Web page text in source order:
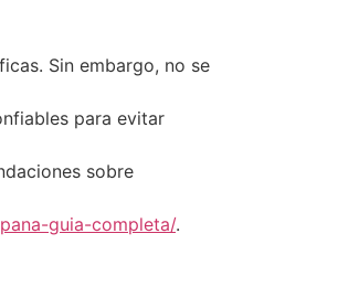
Sin embargo, no se
para evitar
sobre
guia-completa/.